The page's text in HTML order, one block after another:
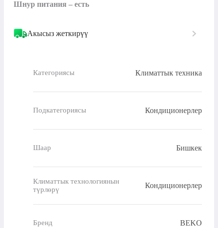
Акысыз жеткирүү
Категориясы Климаттык техника
Подкатегориясы Кондиционерлер
Шаар Бишкек
Климаттык технологиянын
түрлөрү
Кондиционерлер
Бренд BEKO